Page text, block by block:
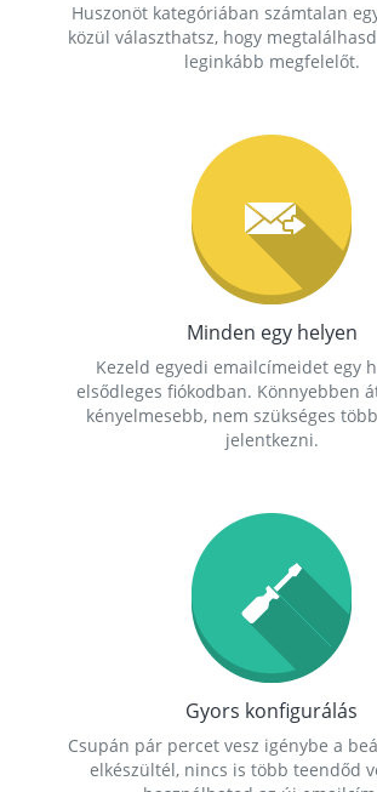
Huszonöt kategóriában számtalan
közül választhatsz, hogy
leginkább megfelelőt.
Minden egy helyen
Kezeld egyedi emailcímeidet egy
elsődleges fiókodban. Könnyebben
kényelmesebb, nem szükséges
jelentkezni.
Gyors konfigurálás
Csupán pár percet vesz igénybe a
elkészültél, nincs is több teendőd